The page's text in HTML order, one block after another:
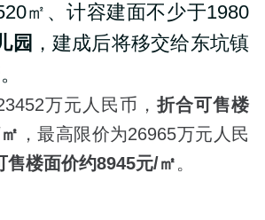
㎡、计容建面不少于1980
园 ，建成后将移交给东坑镇
万元人民币，折合可售楼
，最高限价为26965万元人民
售楼面价约8945元/㎡。